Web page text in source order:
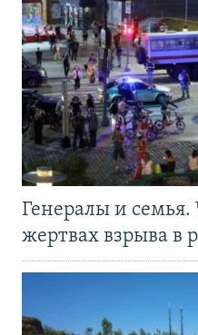
Генералы и семья.
жертвах взрыва в